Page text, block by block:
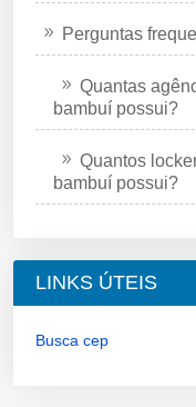
Perguntas
Quantas
bambuí possui?
Quantos
bambuí possui?
LINKS ÚTEIS
Busca cep